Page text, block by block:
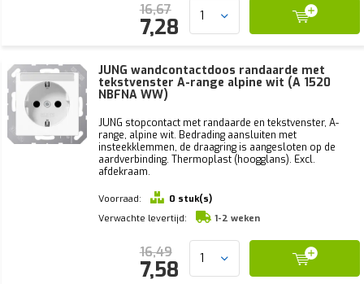
16,67
7,28
JUNG wandcontactdoos randaarde met
tekstvenster A-range alpine wit (A 1520
NBFNA WW)
JUNG stopcontact met randaarde en tekstvenster, A-
range, alpine wit. Bedrading aansluiten met
insteekklemmen, de draagring is aangesloten op de
aardverbinding. Thermoplast (hoogglans). Excl.
afdekraam.
Voorraad:
0 stuk(s)
Verwachte levertijd:
1-2 weken
16,49
7,58